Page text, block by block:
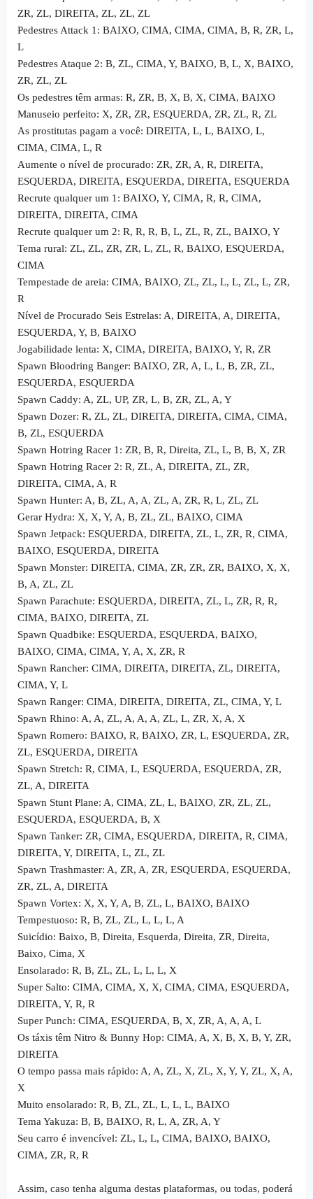
ZR, ZL, DIREITA, ZL, ZL, ZL
Pedestres Attack 1: BAIXO, CIMA, CIMA, CIMA, B, R, ZR, L,
L
Pedestres Ataque 2: B, ZL, CIMA, Y, BAIXO, B, L, X, BAIXO,
ZR, ZL, ZL
Os pedestres têm armas: R, ZR, B, X, B, X, CIMA, BAIXO
Manuseio perfeito: X, ZR, ZR, ESQUERDA, ZR, ZL, R, ZL
As prostitutas pagam a você: DIREITA, L, L, BAIXO, L,
CIMA, CIMA, L, R
Aumente o nível de procurado: ZR, ZR, A, R, DIREITA,
ESQUERDA, DIREITA, ESQUERDA, DIREITA, ESQUERDA
Recrute qualquer um 1: BAIXO, Y, CIMA, R, R, CIMA,
DIREITA, DIREITA, CIMA
Recrute qualquer um 2: R, R, R, B, L, ZL, R, ZL, BAIXO, Y
Tema rural: ZL, ZL, ZR, ZR, L, ZL, R, BAIXO, ESQUERDA,
CIMA
Tempestade de areia: CIMA, BAIXO, ZL, ZL, L, L, ZL, L, ZR,
R
Nível de Procurado Seis Estrelas: A, DIREITA, A, DIREITA,
ESQUERDA, Y, B, BAIXO
Jogabilidade lenta: X, CIMA, DIREITA, BAIXO, Y, R, ZR
Spawn Bloodring Banger: BAIXO, ZR, A, L, L, B, ZR, ZL,
ESQUERDA, ESQUERDA
Spawn Caddy: A, ZL, UP, ZR, L, B, ZR, ZL, A, Y
Spawn Dozer: R, ZL, ZL, DIREITA, DIREITA, CIMA, CIMA,
B, ZL, ESQUERDA
Spawn Hotring Racer 1: ZR, B, R, Direita, ZL, L, B, B, X, ZR
Spawn Hotring Racer 2: R, ZL, A, DIREITA, ZL, ZR,
DIREITA, CIMA, A, R
Spawn Hunter: A, B, ZL, A, A, ZL, A, ZR, R, L, ZL, ZL
Gerar Hydra: X, X, Y, A, B, ZL, ZL, BAIXO, CIMA
Spawn Jetpack: ESQUERDA, DIREITA, ZL, L, ZR, R, CIMA,
BAIXO, ESQUERDA, DIREITA
Spawn Monster: DIREITA, CIMA, ZR, ZR, ZR, BAIXO, X, X,
B, A, ZL, ZL
Spawn Parachute: ESQUERDA, DIREITA, ZL, L, ZR, R, R,
CIMA, BAIXO, DIREITA, ZL
Spawn Quadbike: ESQUERDA, ESQUERDA, BAIXO,
BAIXO, CIMA, CIMA, Y, A, X, ZR, R
Spawn Rancher: CIMA, DIREITA, DIREITA, ZL, DIREITA,
CIMA, Y, L
Spawn Ranger: CIMA, DIREITA, DIREITA, ZL, CIMA, Y, L
Spawn Rhino: A, A, ZL, A, A, A, ZL, L, ZR, X, A, X
Spawn Romero: BAIXO, R, BAIXO, ZR, L, ESQUERDA, ZR,
ZL, ESQUERDA, DIREITA
Spawn Stretch: R, CIMA, L, ESQUERDA, ESQUERDA, ZR,
ZL, A, DIREITA
Spawn Stunt Plane: A, CIMA, ZL, L, BAIXO, ZR, ZL, ZL,
ESQUERDA, ESQUERDA, B, X
Spawn Tanker: ZR, CIMA, ESQUERDA, DIREITA, R, CIMA,
DIREITA, Y, DIREITA, L, ZL, ZL
Spawn Trashmaster: A, ZR, A, ZR, ESQUERDA, ESQUERDA,
ZR, ZL, A, DIREITA
Spawn Vortex: X, X, Y, A, B, ZL, L, BAIXO, BAIXO
Tempestuoso: R, B, ZL, ZL, L, L, L, A
Suicídio: Baixo, B, Direita, Esquerda, Direita, ZR, Direita,
Baixo, Cima, X
Ensolarado: R, B, ZL, ZL, L, L, L, X
Super Salto: CIMA, CIMA, X, X, CIMA, CIMA, ESQUERDA,
DIREITA, Y, R, R
Super Punch: CIMA, ESQUERDA, B, X, ZR, A, A, A, L
Os táxis têm Nitro & Bunny Hop: CIMA, A, X, B, X, B, Y, ZR,
DIREITA
O tempo passa mais rápido: A, A, ZL, X, ZL, X, Y, Y, ZL, X, A,
X
Muito ensolarado: R, B, ZL, ZL, L, L, L, BAIXO
Tema Yakuza: B, B, BAIXO, R, L, A, ZR, A, Y
Seu carro é invencível: ZL, L, L, CIMA, BAIXO, BAIXO,
CIMA, ZR, R, R
Assim, caso tenha alguma destas plataformas, ou todas, poderá